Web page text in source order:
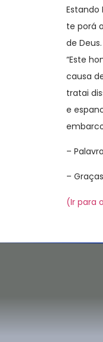
Estando
te porá
de Deus.
“Este
causa
tratai
e
–
–
(Ir para